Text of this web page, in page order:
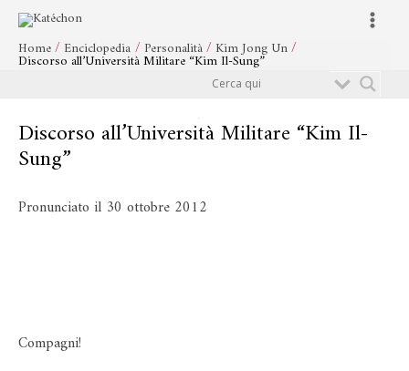
contenuto
Main
Home Enciclopedia Personalità Kim Jong Un
Discorso all’Università Militare “Kim Il-Sung”
Discorso all’Università Militare “Kim Il-
Sung”
Pronunciato il 30 ottobre 2012
Compagni!
Navigazione
articoli